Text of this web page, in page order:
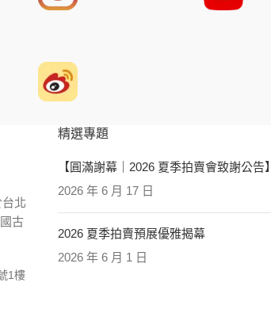
北
古
1樓
精選專題
【圓滿謝幕｜2026 夏季拍賣會致謝公告】
2026 年 6 月 17 日
2026 夏季拍賣預展優雅揭幕
2026 年 6 月 1 日